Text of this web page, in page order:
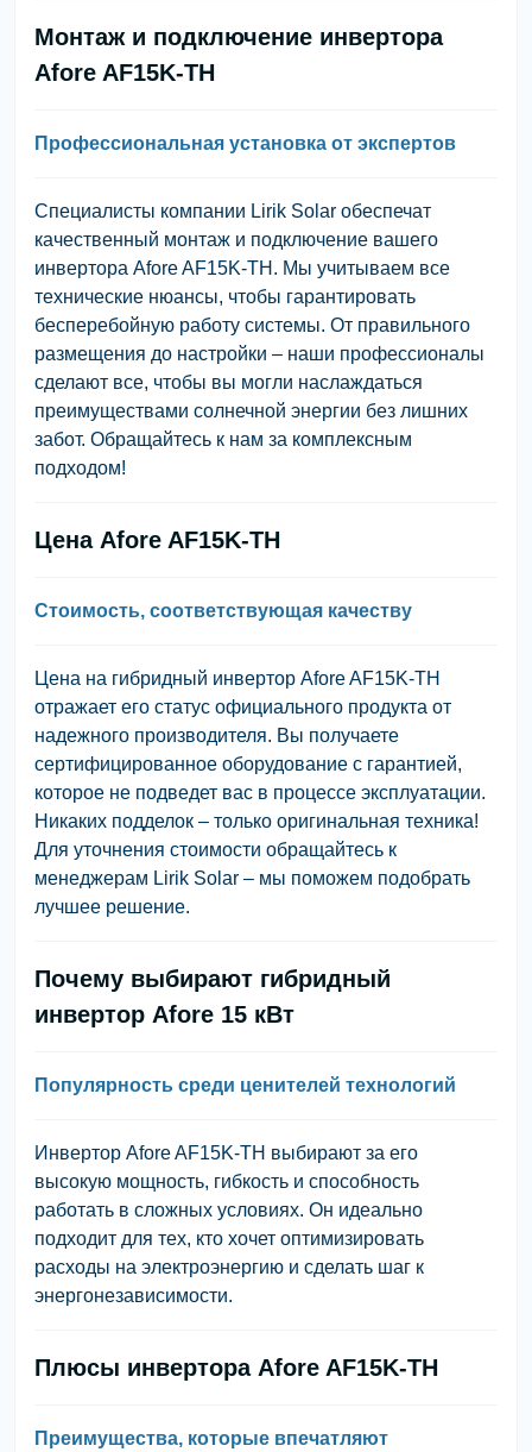
Монтаж и подключение инвертора
Afore AF15K-TH
Профессиональная установка от экспертов
Специалисты компании Lirik Solar обеспечат
качественный монтаж и подключение вашего
инвертора Afore AF15K-TH. Мы учитываем все
технические нюансы, чтобы гарантировать
бесперебойную работу системы. От правильного
размещения до настройки – наши профессионалы
сделают все, чтобы вы могли наслаждаться
преимуществами солнечной энергии без лишних
забот. Обращайтесь к нам за комплексным
подходом!
Цена Afore AF15K-TH
Стоимость, соответствующая качеству
Цена на гибридный инвертор Afore AF15K-TH
отражает его статус официального продукта от
надежного производителя. Вы получаете
сертифицированное оборудование с гарантией,
которое не подведет вас в процессе эксплуатации.
Никаких подделок – только оригинальная техника!
Для уточнения стоимости обращайтесь к
менеджерам Lirik Solar – мы поможем подобрать
лучшее решение.
Почему выбирают гибридный
инвертор Afore 15 кВт
Популярность среди ценителей технологий
Инвертор Afore AF15K-TH выбирают за его
высокую мощность, гибкость и способность
работать в сложных условиях. Он идеально
подходит для тех, кто хочет оптимизировать
расходы на электроэнергию и сделать шаг к
энергонезависимости.
Плюсы инвертора Afore AF15K-TH
Преимущества, которые впечатляют